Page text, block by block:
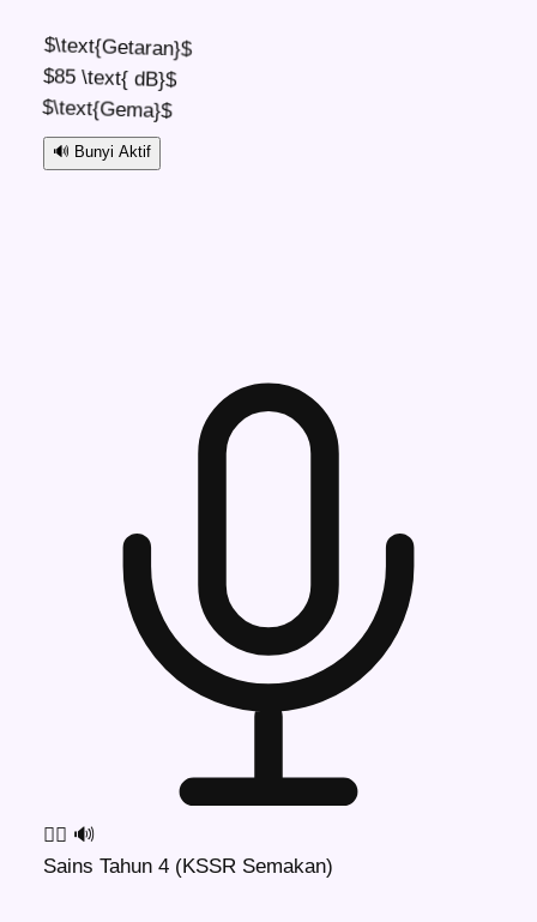
$\text{Getaran}$
$85 \text{ dB}$
$\text{Gema}$
🔊 Bunyi Aktif
🕵️‍♂️ 🔊
Sains Tahun 4 (KSSR Semakan)